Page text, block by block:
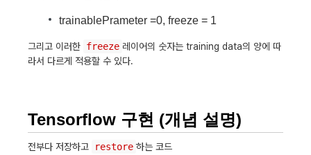
trainablePrameter =0, freeze = 1
그리고 이러한 freeze 레이어의 숫자는 training data의 양에 따
라서 다르게 적용할 수 있다.
Tensorflow 구현 (개념 설명)
전부다 저장하고 restore 하는 코드